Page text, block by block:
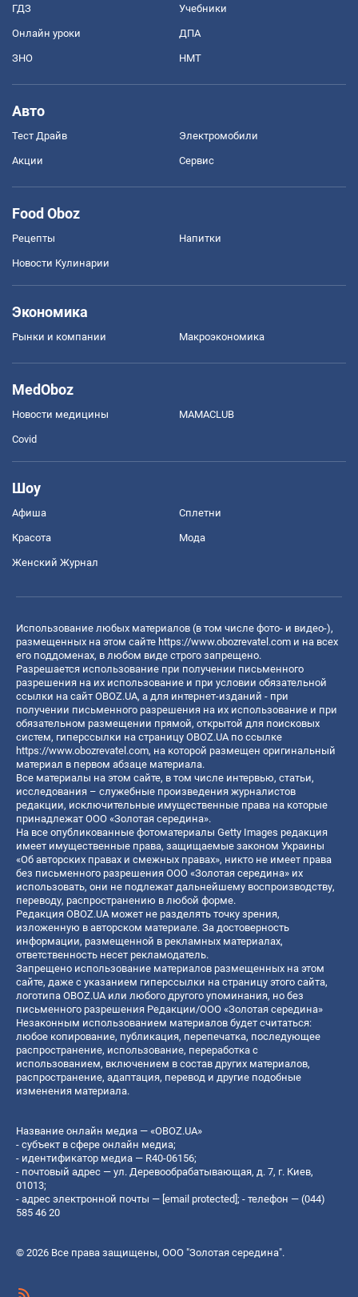
ГДЗ Учебники
Онлайн уроки ДПА
ЗНО НМТ
Авто
Тест Драйв Электромобили
Акции Сервис
Food Oboz
Рецепты Напитки
Новости Кулинарии
Экономика
Рынки и компании Mакроэкономика
MedOboz
Новости медицины MAMACLUB
Covid
Шоу
Афиша Сплетни
Красота Мода
Женский Журнал
Использование любых материалов (в том числе фото- и видео-),
размещенных на этом сайте https://www.obozrevatel.com и на всех
его поддоменах, в любом виде строго запрещено.
Разрешается использование при получении письменного
разрешения на их использование и при условии обязательной
ссылки на сайт OBOZ.UA, а для интернет-изданий - при
получении письменного разрешения на их использование и при
обязательном размещении прямой, открытой для поисковых
систем, гиперссылки на страницу OBOZ.UA по ссылке
https://www.obozrevatel.com, на которой размещен оригинальный
материал в первом абзаце материала.
Все материалы на этом сайте, в том числе интервью, статьи,
исследования – служебные произведения журналистов
редакции, исключительные имущественные права на которые
принадлежат ООО «Золотая середина».
На все опубликованные фотоматериалы Getty Images редакция
имеет имущественные права, защищаемые законом Украины
«Об авторских правах и смежных правах», никто не имеет права
без письменного разрешения ООО «Золотая середина» их
использовать, они не подлежат дальнейшему воспроизводству,
переводу, распространению в любой форме.
Редакция OBOZ.UA может не разделять точку зрения,
изложенную в авторском материале. За достоверность
информации, размещенной в рекламных материалах,
ответственность несет рекламодатель.
Запрещено использование материалов размещенных на этом
сайте, даже с указанием гиперссылки на страницу этого сайта,
логотипа OBOZ.UA или любого другого упоминания, но без
письменного разрешения Редакции/ООО «Золотая середина»
Незаконным использованием материалов будет считаться:
любое копирование, публикация, перепечатка, последующее
распространение, использование, переработка с
использованием, включением в состав других материалов,
распространение, адаптация, перевод и другие подобные
изменения материала.
Название онлайн медиа — «OBOZ.UA»
- субъект в сфере онлайн медиа;
- идентификатор медиа — R40-06156;
- почтовый адрес — ул. Деревообрабатывающая, д. 7, г. Киев,
01013;
- адрес электронной почты — [email protected] ; - телефон — (044)
585 46 20
© 2026 Все права защищены, ООО "Золотая середина".